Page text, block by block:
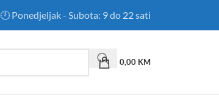
🕛 Ponedjeljak - Subota: 9 do 22 sati
0,00 KM